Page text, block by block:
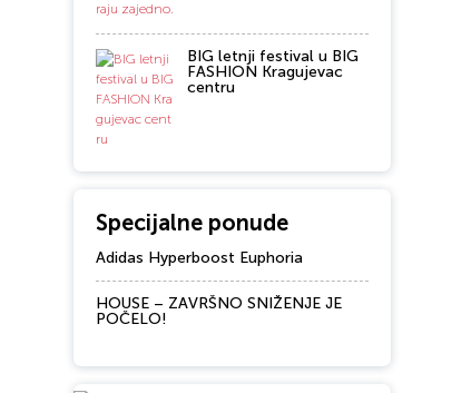
BIG letnji festival u BIG
FASHION Kragujevac
centru
Specijalne ponude
Adidas Hyperboost Euphoria
HOUSE – ZAVRŠNO SNIŽENJE JE
POČELO!